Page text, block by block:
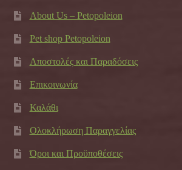
About Us – Petopoleion
Pet shop Petopoleion
Αποστολές και Παραδόσεις
Επικοινωνία
Καλάθι
Ολοκλήρωση Παραγγελίας
Όροι και Προϋποθέσεις